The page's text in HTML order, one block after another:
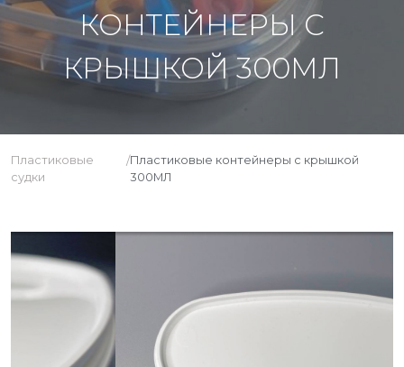
КОНТЕЙНЕРЫ С
КРЫШКОЙ 300МЛ
Пластиковые
судки
/Пластиковые контейнеры с крышкой
300МЛ